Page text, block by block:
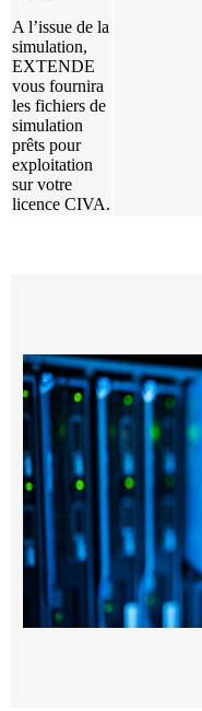
A l’issue de la
simulation,
EXTENDE
vous fournira
les fichiers de
simulation
prêts pour
exploitation
sur votre
licence CIVA.